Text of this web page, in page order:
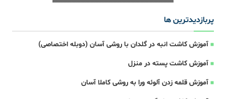
پربازدیدترین ها
آموزش کاشت انبه در گلدان با روشی آسان (دوبله اختصاصی)
آموزش کاشت پسته در منزل
آموزش قلمه زدن آلوئه ورا به روشی کاملا آسان